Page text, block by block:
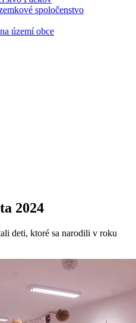
spoločenstvo
území obce
2024
deti, ktoré sa narodili v roku